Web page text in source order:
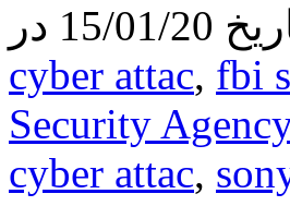
در
cyber attac, fbi
Security Agency
cyber attac,